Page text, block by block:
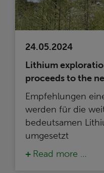
24.05.2024
Lithium
proceeds to the
Empfehlungen
werden für die
bedeutsamen
umgesetzt
Read more …